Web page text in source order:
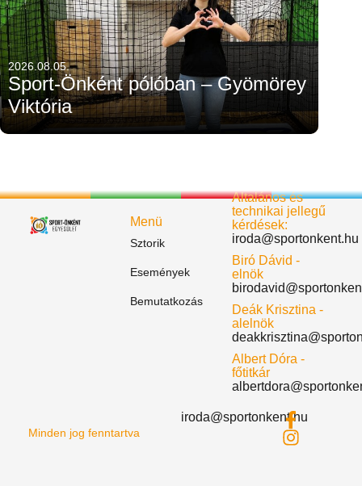
2026.08.05.
Sport-Önként pólóban – Gyömörey
Viktória
Menü
Sztorik
Események
Bemutatkozás
Általános és
technikai jellegű
kérdések:
iroda@sportonkent.hu
Biró Dávid -
elnök
Deák Krisztina -
alelnök
Albert Dóra -
főtitkár
Minden jog fenntartva
iroda@sportonkent.hu